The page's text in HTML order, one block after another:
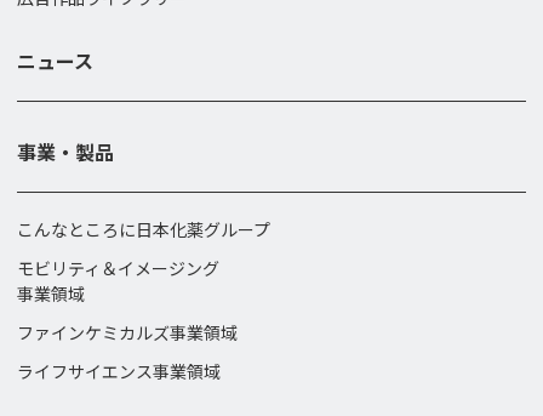
ニュース
事業・製品
こんなところに日本化薬グループ
モビリティ＆イメージング
事業領域
ファインケミカルズ事業領域
ライフサイエンス事業領域